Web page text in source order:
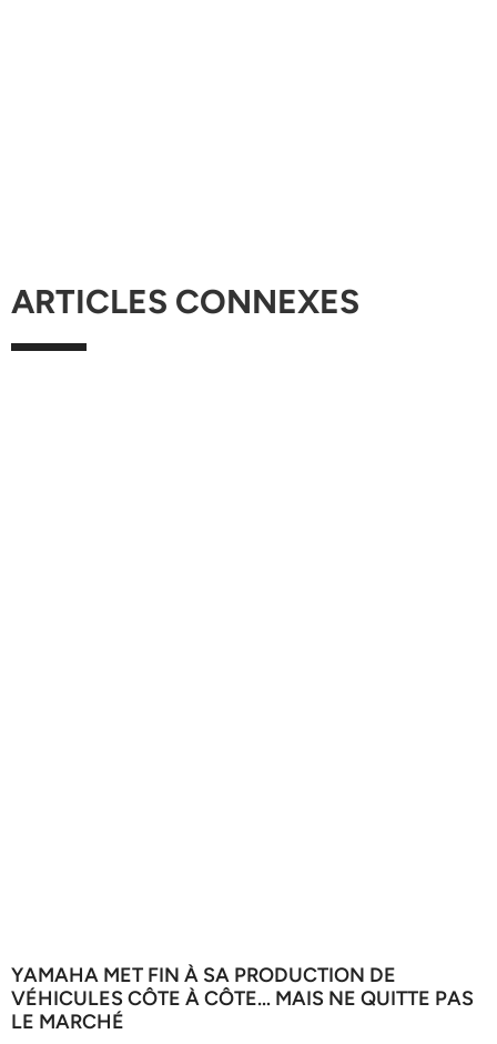
ARTICLES CONNEXES
YAMAHA MET FIN À SA PRODUCTION DE
VÉHICULES CÔTE À CÔTE… MAIS NE QUITTE PAS
LE MARCHÉ